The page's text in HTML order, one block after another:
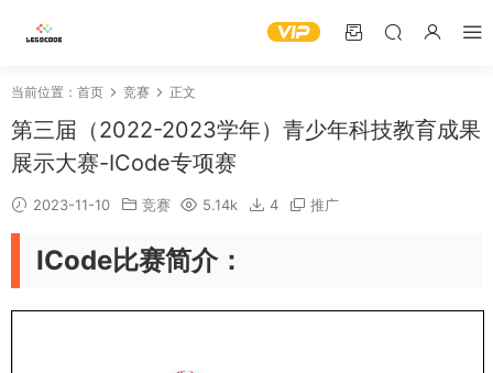
当前位置： 首页 竞赛 正文
第三届（2022-2023学年）青少年科技教育成果
展示大赛-ICode专项赛
2023-11-10 竞赛 5.14k 4 推广
ICode比赛简介：